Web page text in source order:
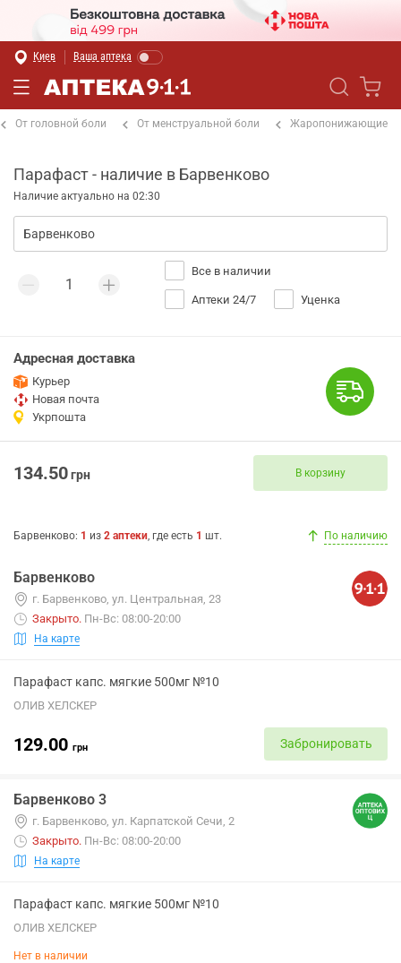
Киев Ваша аптека
От головной боли От менструальной боли Жаропонижающие
Парафаст - наличие в Барвенково
Наличие актуально на 02:30
Все в наличии
Аптеки 24/7 Уценка
Адресная доставка
Курьер
Новая почта
Укрпошта
134.50грн В корзину
Барвенково: 1 из 2 аптеки, где есть 1 шт. По наличию
Барвенково
г. Барвенково, ул. Центральная, 23
Закрыто. Пн-Вс: 08:00-20:00
На карте
Парафаст капс. мягкие 500мг №10
ОЛИВ ХЕЛСКЕР
129.00 грн Забронировать
Барвенково 3
г. Барвенково, ул. Карпатской Сечи, 2
Закрыто. Пн-Вс: 08:00-20:00
На карте
Парафаст капс. мягкие 500мг №10
ОЛИВ ХЕЛСКЕР
Нет в наличии